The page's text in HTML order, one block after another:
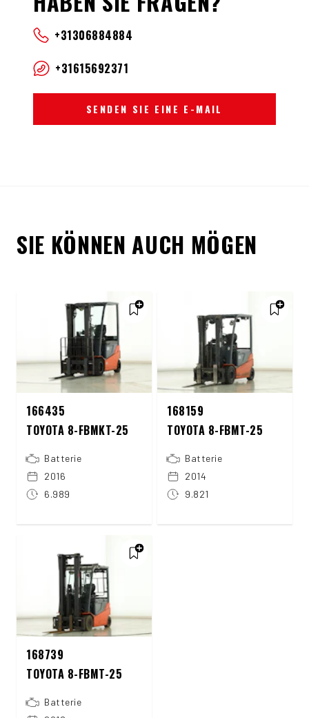
+31306884884
+31615692371
SENDEN SIE EINE E-MAIL
SIE KÖNNEN AUCH MÖGEN
166435
TOYOTA 8-FBMKT-25
Batterie
2016
6.989
168159
TOYOTA 8-FBMT-25
Batterie
2014
9.821
168739
TOYOTA 8-FBMT-25
Batterie